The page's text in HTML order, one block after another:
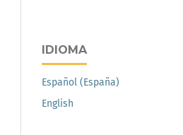
IDIOMA
Español (España)
English